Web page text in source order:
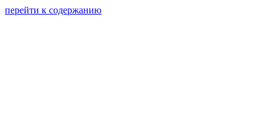
перейти к содержанию